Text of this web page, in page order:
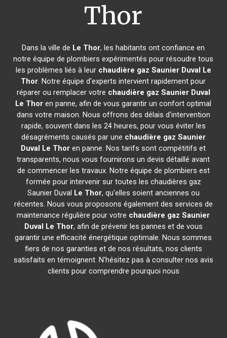
Thor
Dans la ville de Le Thor, les habitants ont confiance en
notre équipe de plombiers expérimentés pour résoudre tous
les problèmes liés à leur chaudière gaz Saunier Duval Le
Thor. Notre équipe d'experts intervient rapidement pour
réparer ou remplacer votre chaudière gaz Saunier Duval
Le Thor en panne, afin de vous garantir un confort optimal
dans votre maison. Nous offrons des délais d'intervention
rapide, souvent dans les 24 heures, pour vous éviter les
désagréments causés par une chaudière gaz Saunier
Duval Le Thor en panne. Nos tarifs sont compétitifs et
transparents, nous vous fournirons un devis détaillé avant
de commencer les travaux. Notre équipe de plombiers est
formée pour intervenir sur toutes les chaudières gaz
Saunier Duval Le Thor, qu'elles soient anciennes ou
récentes. Nous vous proposons également des services de
maintenance régulière pour votre chaudière gaz Saunier
Duval Le Thor, afin de prévenir les pannes et de vous
garantir une efficacité énergétique optimale. Nous sommes
fiers de nos garanties et de nos résultats, nos clients
satisfaits en témoignent. N'hésitez pas à consulter nos avis
clients pour comprendre pourquoi nous